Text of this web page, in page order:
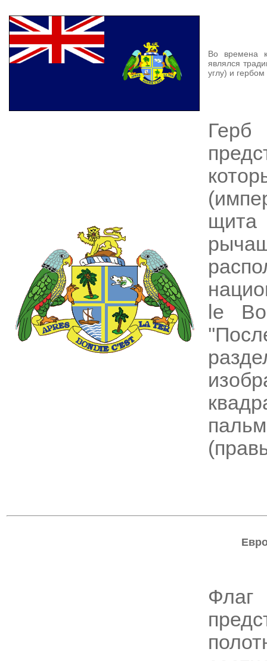
Во времена
являлся
углу) и
Герб
le